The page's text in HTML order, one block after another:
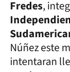
Fredes,
Núñez este
intentaran